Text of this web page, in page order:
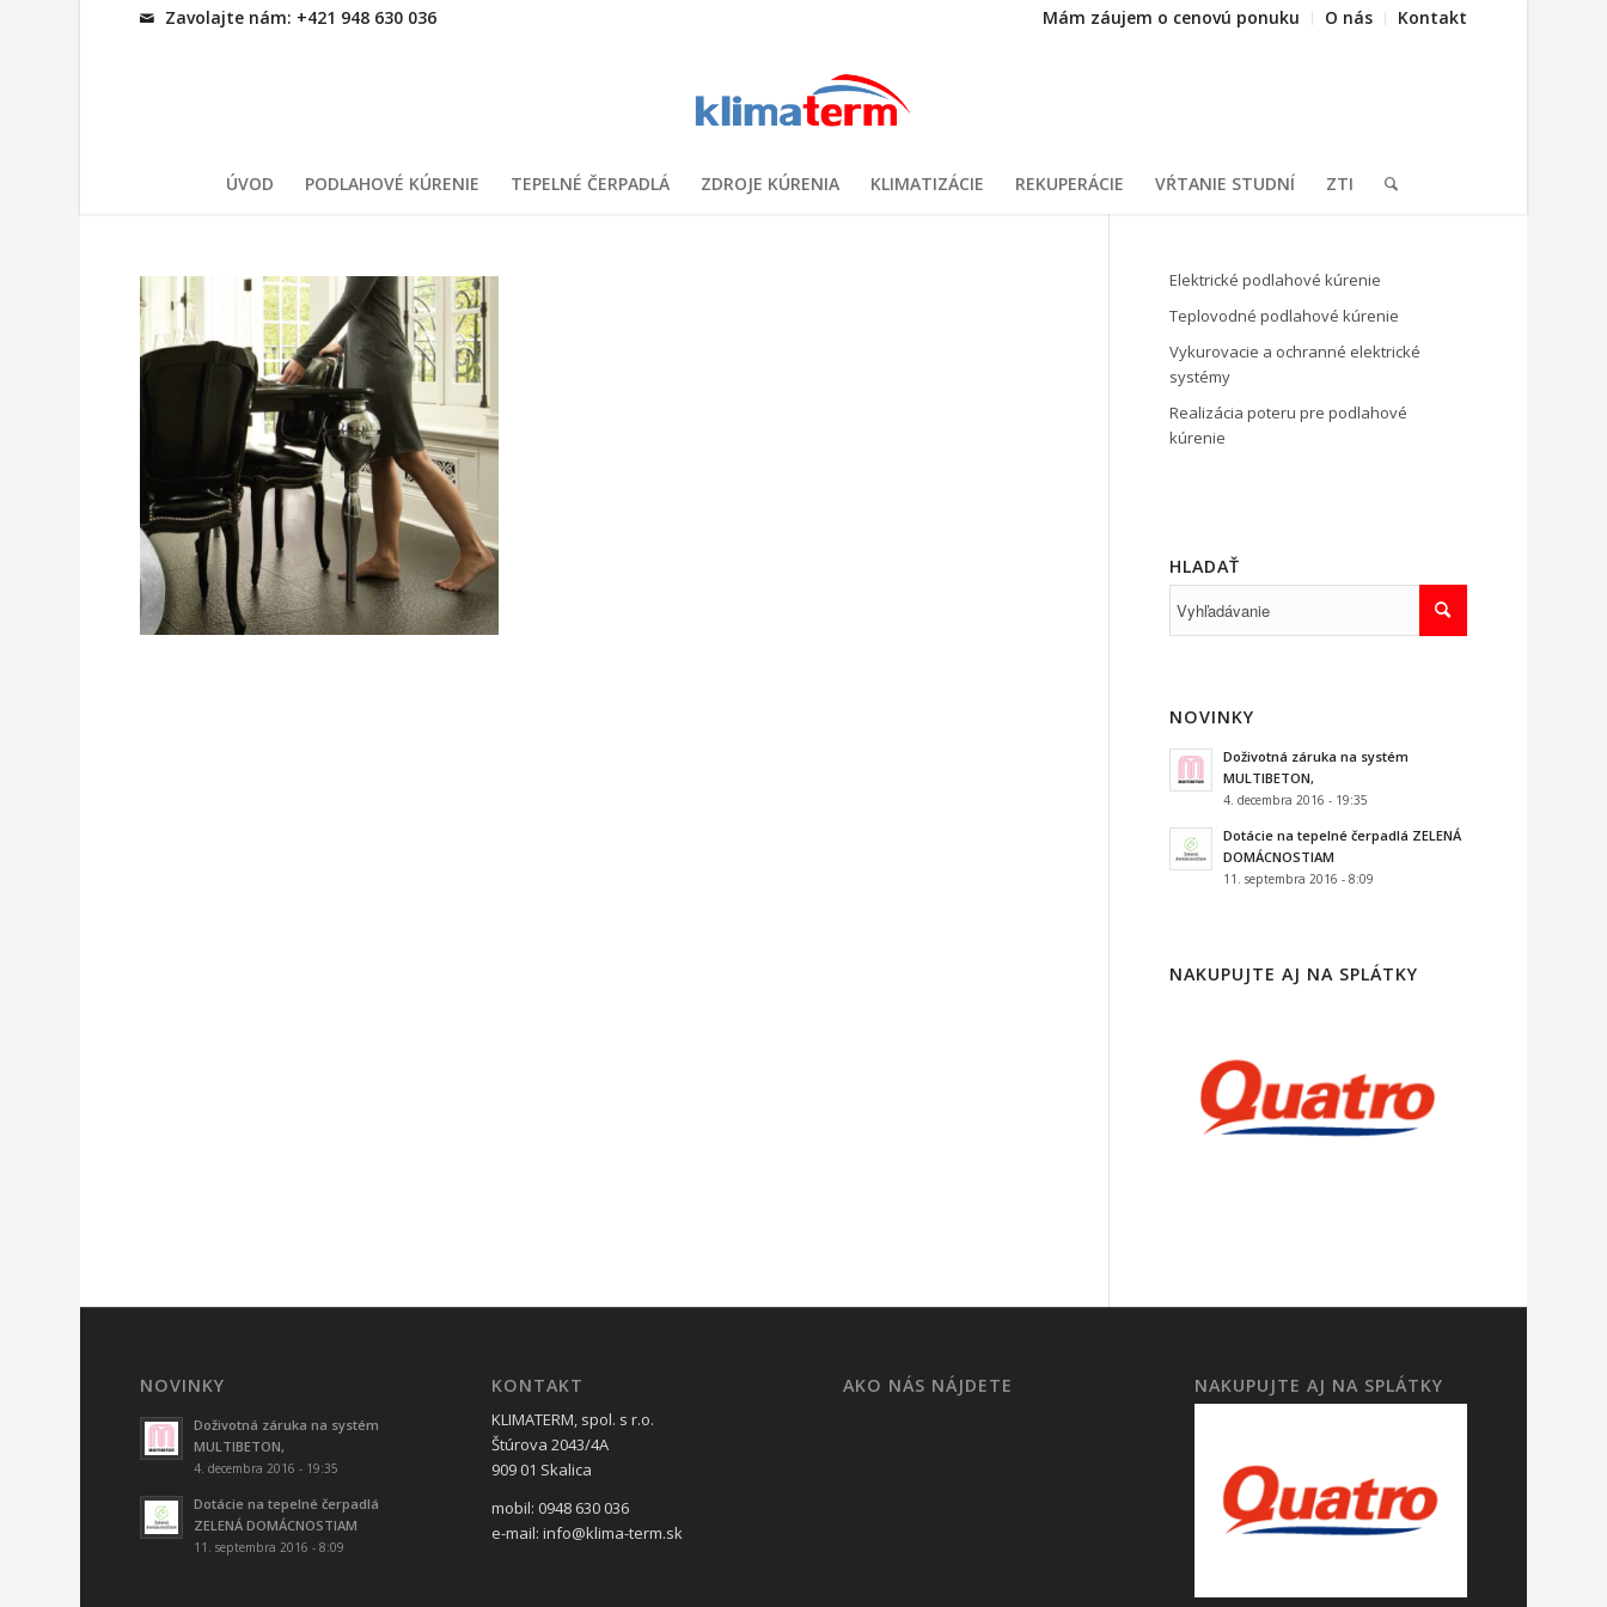
Mám záujem o cenovú ponuku O nás Kontakt
Zavolajte nám: +421 948 630 036
ÚVOD PODLAHOVÉ KÚRENIE TEPELNÉ ČERPADLÁ ZDROJE KÚRENIA KLIMATIZÁCIE REKUPERÁCIE VŔTANIE STUDNÍ ZTI
Elektrické podlahové kúrenie
Teplovodné podlahové kúrenie
Vykurovacie a ochranné elektrické
systémy
Realizácia poteru pre podlahové
kúrenie
HLADAŤ
NOVINKY
Doživotná záruka na systém
MULTIBETON,
4. decembra 2016 - 19:35
Dotácie na tepelné čerpadlá ZELENÁ
DOMÁCNOSTIAM
11. septembra 2016 - 8:09
NAKUPUJTE AJ NA SPLÁTKY
NOVINKY
Doživotná záruka na systém
MULTIBETON,
4. decembra 2016 - 19:35
Dotácie na tepelné čerpadlá
ZELENÁ DOMÁCNOSTIAM
11. septembra 2016 - 8:09
KONTAKT
KLIMATERM, spol. s r.o.
Štúrova 2043/4A
909 01 Skalica
mobil: 0948 630 036
e-mail: info@klima-term.sk
AKO NÁS NÁJDETE NAKUPUJTE AJ NA SPLÁTKY